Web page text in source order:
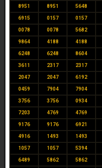
8951 8951 5648
6915 0157 0157
0078 0078 5682
9864 4188 4188
6248 6248 8604
3611 2317 2317
2047 2047 6192
0459 7904 7904
3756 3756 0934
7203 4769 4769
9176 9176 6921
4916 1493 1493
1057 1057 5394
6489 5862 5862